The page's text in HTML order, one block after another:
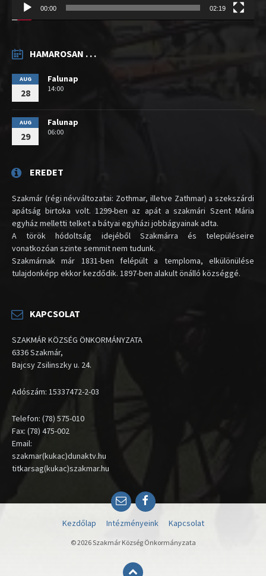
00:00 02:19
HAMAROSAN . . .
AUG
28
Falunap
14:00
AUG
29
Falunap
06:00
EREDET
Szakmár (régi névváltozatai: Zothmar, illetve Zathmar) a szekszárdi
apátság birtoka volt. 1299-ben az apát a szakmári Szent Mária
egyház melletti telket a bátyai egyházi jobbágyainak adta.
A török hódoltság idejéből Szakmárra és településeire
vonatkozóan szinte semmit nem tudunk.
Szakmárnak már 1831-ben felépült a temploma, elkülönülése
tulajdonképp ekkor kezdődik. 1897-ben alakult önálló községgé.
KAPCSOLAT
SZAKMÁR KÖZSÉG ÖNKORMÁNYZATA
6336 Szakmár,
Bajcsy Zsilinszky u. 24.
Adószám: 15337472-2-03
Telefon: (78) 575-010
Fax: (78) 475-002
Email:
szakmar(kukac)dunaktv.hu
titkarsag(kukac)szakmar.hu
EmailFacebook
Kezdőlap Intézményeink Kapcsolat
© 2026 Szakmár Község Önkormányzata